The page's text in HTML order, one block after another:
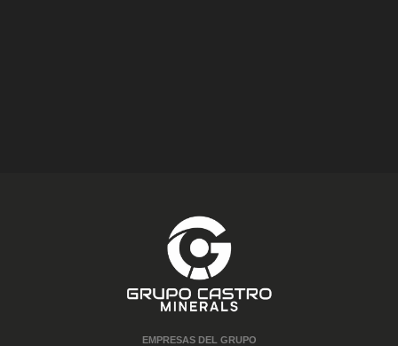
EMPRESAS DEL GRUPO